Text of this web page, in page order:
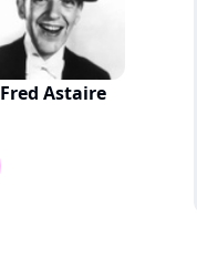
Fred Astaire